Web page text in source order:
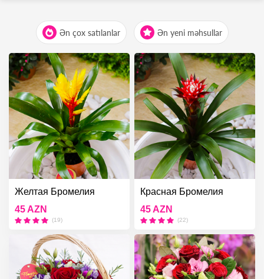
Ən çox satılanlar Ən yeni məhsullar
Желтая Бромелия
45 AZN
(19)
Красная Бромелия
45 AZN
(22)